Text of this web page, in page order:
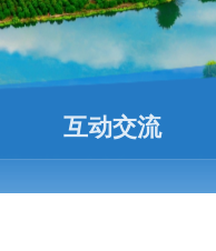
互动交流